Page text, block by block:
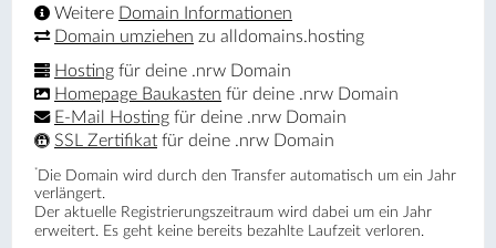
Weitere Domain Informationen
Domain umziehen zu alldomains.hosting
Hosting für deine .nrw Domain
Homepage Baukasten für deine .nrw Domain
E-Mail Hosting für deine .nrw Domain
SSL Zertifikat für deine .nrw Domain
* Die Domain wird durch den Transfer automatisch um ein Jahr
verlängert.
Der aktuelle Registrierungs­zeitraum wird dabei um ein Jahr
erweitert. Es geht keine bereits bezahlte Laufzeit verloren.